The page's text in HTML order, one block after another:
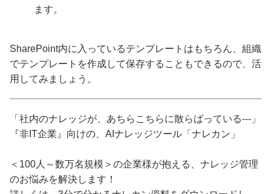
ます。
SharePoint内に入っているテンプレートはもちろん、組織
でテンプレートを作成して保存することもできるので、活
用してみましょう。
「社内のナレッジが、あちらこちらに散らばっている---」
『非IT企業』向けの、AIナレッジツール「ナレカン」
＜100人～数万名規模＞の企業様が抱える、ナレッジ管理
のお悩みを解決します！